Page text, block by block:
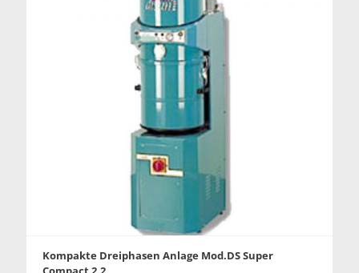
Kompakte Dreiphasen Anlage Mod.DS Super